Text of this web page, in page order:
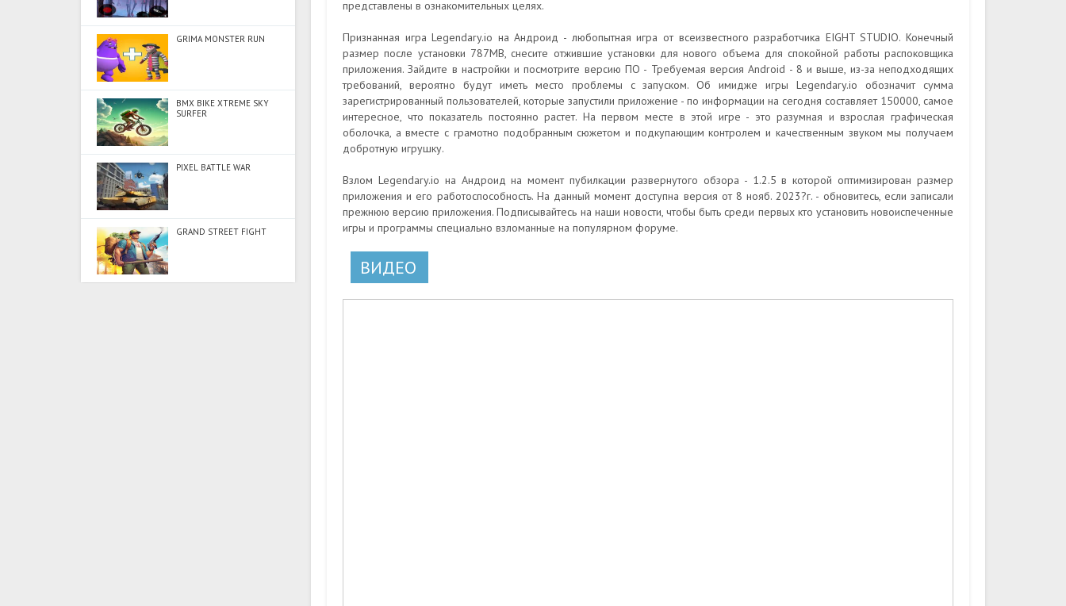
GRIMA MONSTER RUN
BMX BIKE XTREME SKY
SURFER
PIXEL BATTLE WAR
GRAND STREET FIGHT
представлены в ознакомительных целях.
Признанная игра Legendary.io на Андроид - любопытная игра от всеизвестного разработчика EIGHT STUDIO. Конечный
размер после установки 787MB, снесите отжившие установки для нового объема для спокойной работы распоковщика
приложения. Зайдите в настройки и посмотрите версию ПО - Требуемая версия Android - 8 и выше, из-за неподходящих
требований, вероятно будут иметь место проблемы с запуском. Об имидже игры Legendary.io обозначит сумма
зарегистрированный пользователей, которые запустили приложение - по информации на сегодня составляет 150000, самое
интересное, что показатель постоянно растет. На первом месте в этой игре - это разумная и взрослая графическая
оболочка, а вместе с грамотно подобранным сюжетом и подкупающим контролем и качественным звуком мы получаем
добротную игрушку.
Взлом Legendary.io на Андроид на момент пубилкации развернутого обзора - 1.2.5 в которой оптимизирован размер
приложения и его работоспособность. На данный момент доступна версия от 8 нояб. 2023?г. - обновитесь, если записали
прежнюю версию приложения. Подписывайтесь на наши новости, чтобы быть среди первых кто установить новоиспеченные
игры и программы специально взломанные на популярном форуме.
ВИДЕО